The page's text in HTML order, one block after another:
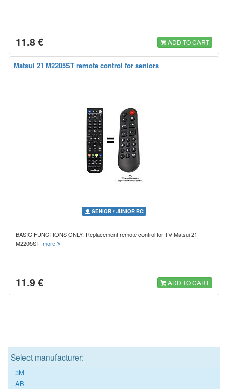
11.8 € ADD TO CART
Matsui 21 M2205ST remote control for seniors
SENIOR / JUNIOR RC
BASIC FUNCTIONS ONLY. Replacement remote control for TV Matsui 21
M2205ST more
11.9 € ADD TO CART
Select manufacturer:
3M
AB